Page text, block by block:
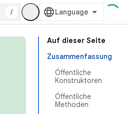
/
Auf dieser Seite
Zusammenfassung
Öffentliche
Konstruktoren
Öffentliche
Methoden